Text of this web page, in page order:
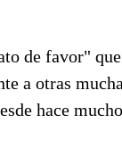
de favor"
a otras
hace